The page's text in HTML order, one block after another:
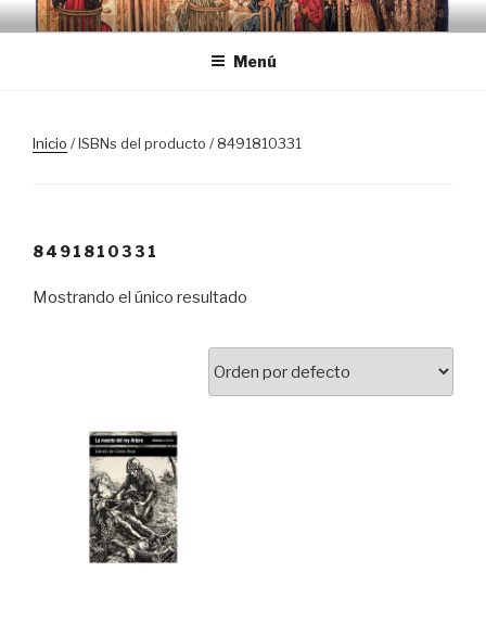
Saltar
al
Menú
Inicio / ISBNs del producto / 8491810331
8491810331
Mostrando el único resultado